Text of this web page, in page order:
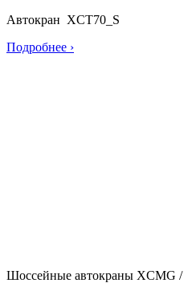
Автокран XCT70_S
Подробнее ›
Шоссейные автокраны XCMG /